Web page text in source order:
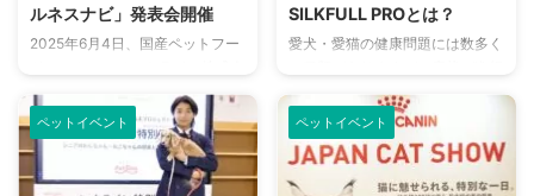
ルネスナビ」発表会開催
2025年6月4日、国産ペットフー
社は、東京都港区のベクトルスタ
ジオにて「ペットライン新アプリ
説明会および新習慣『わん暦・に
ゃん暦 祝い』発表イベント」を
開催しました。 イベントでは、
SILKFULL PROとは？
愛犬・愛猫の健康問題には数多く
してからでないと気づきづらい腎
臓病。 特に猫は水分補給をする
頻度が少ないため腎臓病になりや
すく、気づいたときにはすでに症
状が進行しているというケースも
ペットイベント ペットイベント